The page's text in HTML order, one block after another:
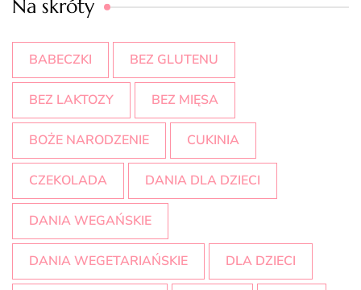
Na skróty
BABECZKI BEZ GLUTENU
BEZ LAKTOZY BEZ MIĘSA
BOŻE NARODZENIE CUKINIA
CZEKOLADA DANIA DLA DZIECI
DANIA WEGAŃSKIE
DANIA WEGETARIAŃSKIE DLA DZIECI